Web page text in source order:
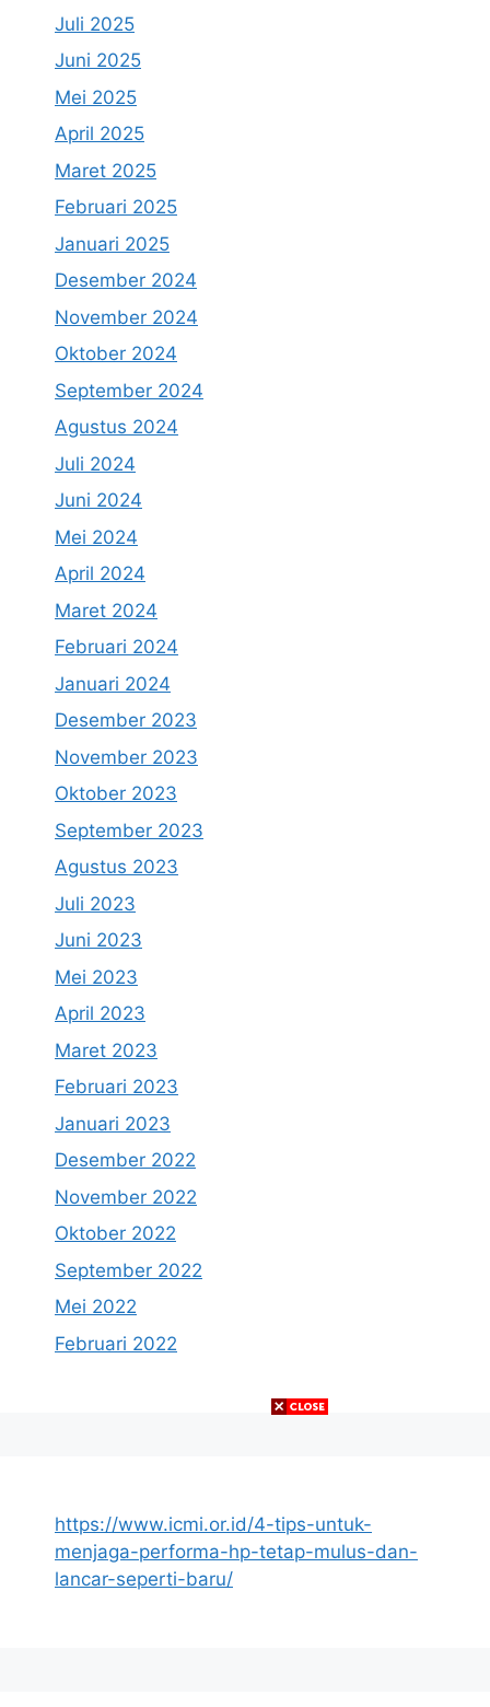
Juli 2025
Juni 2025
Mei 2025
April 2025
Maret 2025
Februari 2025
Januari 2025
Desember 2024
November 2024
Oktober 2024
September 2024
Agustus 2024
Juli 2024
Juni 2024
Mei 2024
April 2024
Maret 2024
Februari 2024
Januari 2024
Desember 2023
November 2023
Oktober 2023
September 2023
Agustus 2023
Juli 2023
Juni 2023
Mei 2023
April 2023
Maret 2023
Februari 2023
Januari 2023
Desember 2022
November 2022
Oktober 2022
September 2022
Mei 2022
Februari 2022
https://www.icmi.or.id/4-tips-untuk-
menjaga-performa-hp-tetap-mulus-dan-
lancar-seperti-baru/